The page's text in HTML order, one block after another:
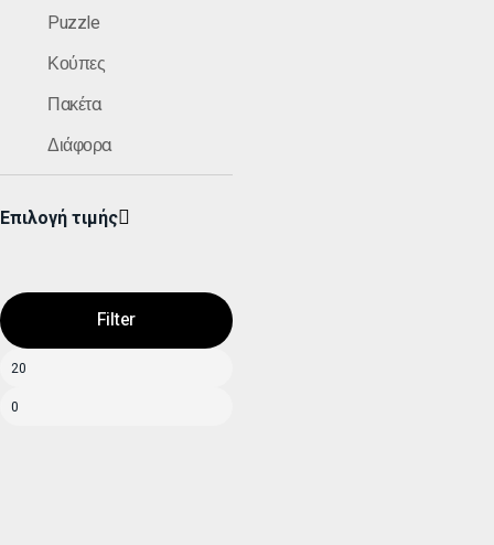
Puzzle
Κούπες
Πακέτα
Διάφορα
Επιλογή τιμής
Filter